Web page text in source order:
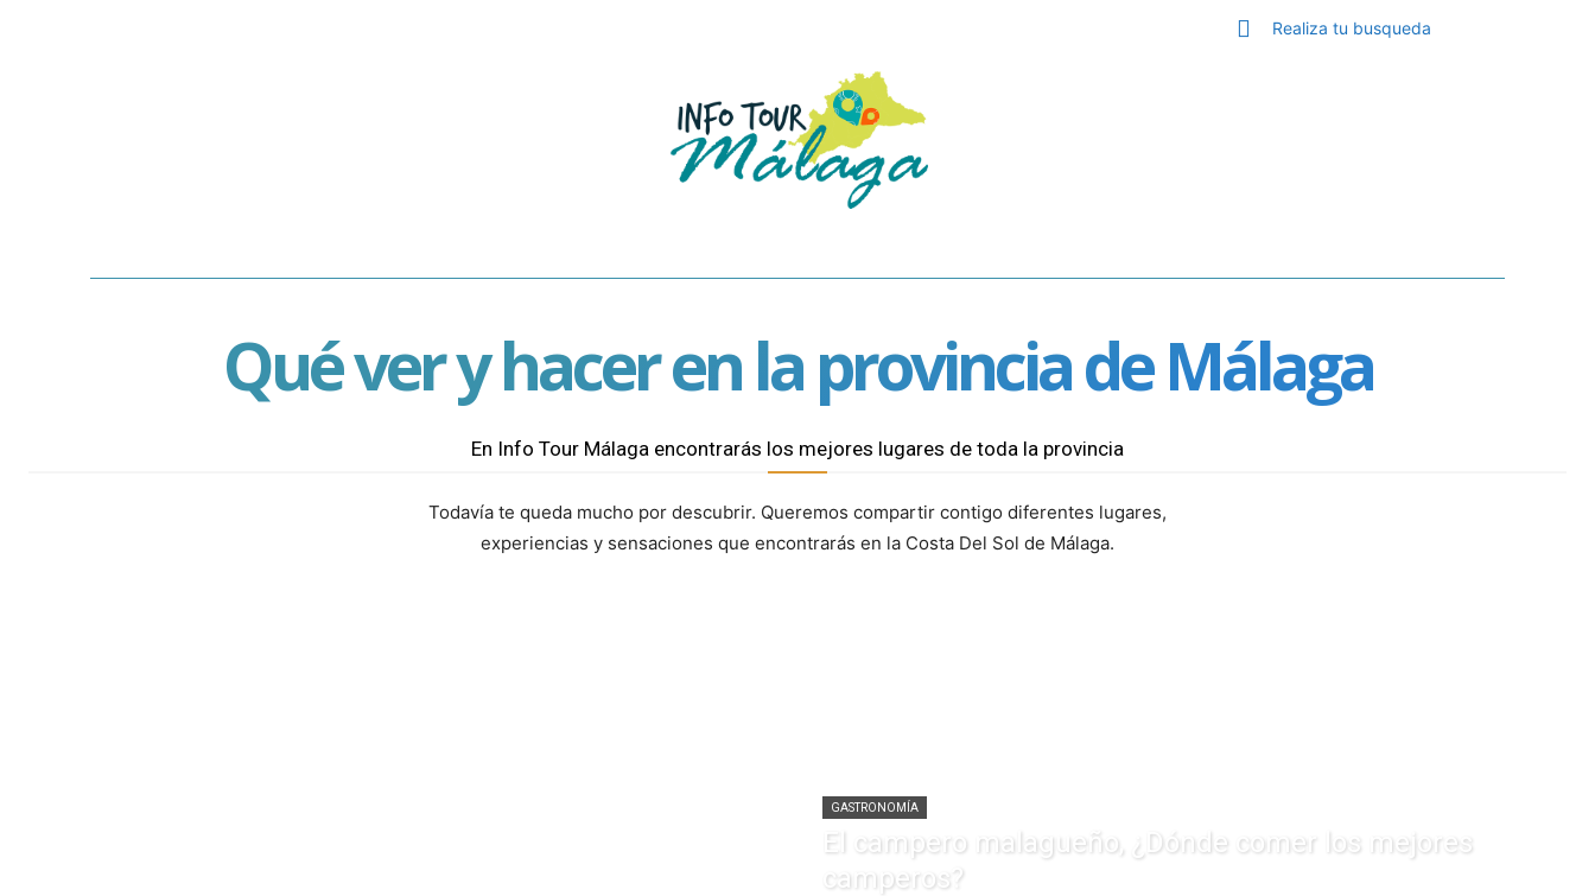
Realiza tu busqueda
Qué ver y hacer en la provincia de Málaga
En Info Tour Málaga encontrarás los mejores lugares de toda la provincia
Todavía te queda mucho por descubrir. Queremos compartir contigo diferentes lugares,
experiencias y sensaciones que encontrarás en la Costa Del Sol de Málaga.
GASTRONOMÍA
El campero malagueño, ¿Dónde comer los mejores
camperos?